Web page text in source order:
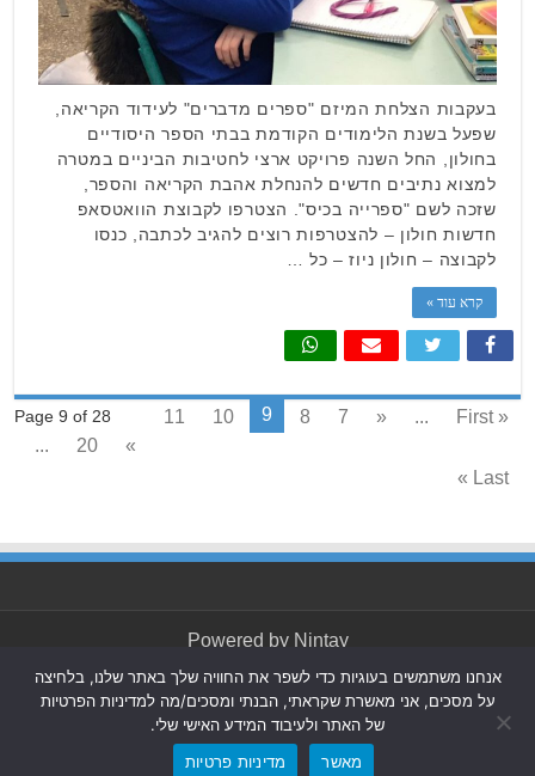
בעקבות הצלחת המיזם "ספרים מדברים" לעידוד הקריאה,
שפעל בשנת הלימודים הקודמת בבתי הספר היסודיים
בחולון, החל השנה פרויקט ארצי לחטיבות הביניים במטרה
למצוא נתיבים חדשים להנחלת אהבת הקריאה והספר,
שזכה לשם "ספרייה בכיס". הצטרפו לקבוצת הוואטסאפ
חדשות חולון – להצטרפות רוצים להגיב לכתבה, כנסו
לקבוצה – חולון ניוז – כל …
קרא עוד »
Page 9 of 28 « First
...
«
7
8
9
10
11
»
20
...
Last »
Powered by Nintay
© כל הזכויות שמורות 2026, חולון בת ים-ניוז. הצהרת נגישות
חדשות בת ים-חולון|חדשות רמת גן-גבעתיים
אונו|תקנון אתר ומדיניות פרטיות
אנחנו משתמשים בעוגיות כדי לשפר את החוויה שלך באתר שלנו, בלחיצה
על מסכים, אני מאשרת שקראתי, הבנתי ומסכים/מה למדיניות הפרטיות
של האתר ולעיבוד המידע האישי שלי.
מאשר
מדיניות פרטיות